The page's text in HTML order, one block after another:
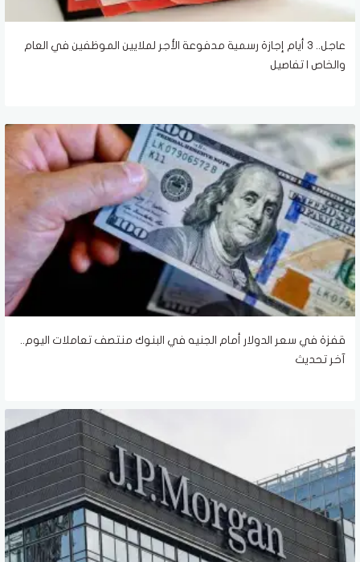
عاجل.. 3 أيام إجازة رسمية مدفوعة الأجر لملايين الموظفين في العام
والخاص | تفاصيل
قفزة في سعر الدولار أمام الجنيه في البنوك منتصف تعاملات اليوم..
آخر تحديث